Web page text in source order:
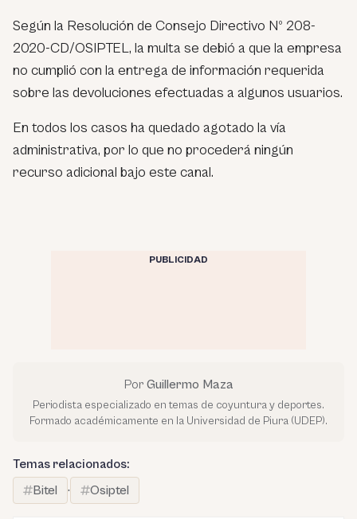
Según la Resolución de Consejo Directivo Nº 208-
2020-CD/OSIPTEL, la multa se debió a que la empresa
no cumplió con la entrega de información requerida
sobre las devoluciones efectuadas a algunos usuarios.
En todos los casos ha quedado agotado la vía
administrativa, por lo que no procederá ningún
recurso adicional bajo este canal.
PUBLICIDAD
Por Guillermo Maza
Periodista especializado en temas de coyuntura y deportes.
Formado académicamente en la Universidad de Piura (UDEP).
Temas relacionados:
Bitel
· Osiptel